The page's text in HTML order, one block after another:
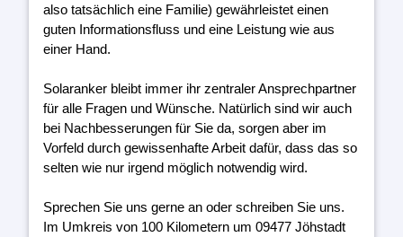
also tatsächlich eine Familie) gewährleistet einen
guten Informationsfluss und eine Leistung wie aus
einer Hand.
Solaranker bleibt immer ihr zentraler Ansprechpartner
für alle Fragen und Wünsche. Natürlich sind wir auch
bei Nachbesserungen für Sie da, sorgen aber im
Vorfeld durch gewissenhafte Arbeit dafür, dass das so
selten wie nur irgend möglich notwendig wird.
Sprechen Sie uns gerne an oder schreiben Sie uns.
Im Umkreis von 100 Kilometern um 09477 Jöhstadt